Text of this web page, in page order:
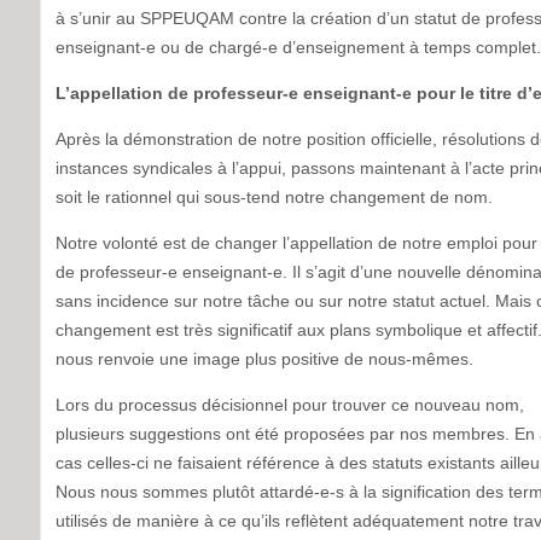
à s’unir au SPPEUQAM contre la création d’un statut de
enseignant-e ou de chargé-e d’enseignement à temps complet.
L’appellation de professeur-e enseignant-e pour le titre
Après la démonstration de notre position officielle, résolutions
instances syndicales à l’appui, passons maintenant à l’acte
soit le rationnel qui sous-tend notre changement de nom.
Notre volonté est de changer l’appellation de notre emploi
de professeur-e enseignant-e. Il s’agit d’une nouvelle
sans incidence sur notre tâche ou sur notre statut actuel. Mais
changement est très significatif aux plans symbolique et
nous renvoie une image plus positive de nous-mêmes.
Lors du processus décisionnel pour trouver ce nouveau nom,
plusieurs suggestions ont été proposées par nos membres. En
cas celles-ci ne faisaient référence à des statuts existants
Nous nous sommes plutôt attardé-e-s à la signification des
utilisés de manière à ce qu’ils reflètent adéquatement notre